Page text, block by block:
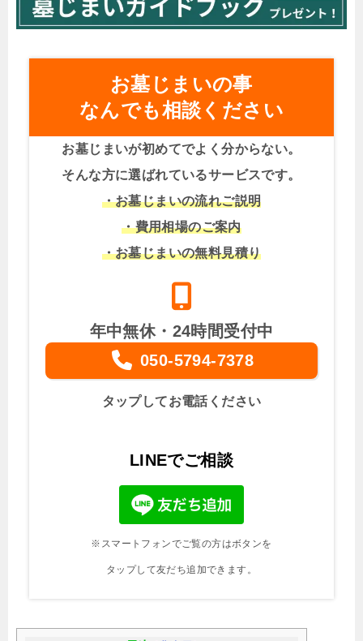
お墓じまいの事
なんでも相談ください
お墓じまいが初めてでよく分からない。
そんな方に選ばれているサービスです。
・お墓じまいの流れご説明
・費用相場のご案内
・お墓じまいの無料見積り
年中無休・24時間受付中
050-5794-7378
タップしてお電話ください
LINEでご相談
※スマートフォンでご覧の方はボタンを
タップして友だち追加できます。